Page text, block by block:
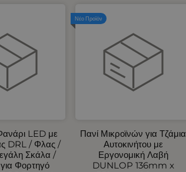
LED με
DRL / Φλας /
Σκάλα /
Φορτηγό
Πανί Μικροϊνών για Τζάμια
Αυτοκινήτου με
Εργονομική Λαβή
DUNLOP 136mm x
Νέο Προϊόν